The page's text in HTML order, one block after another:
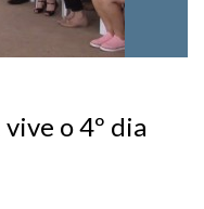
o 4º dia